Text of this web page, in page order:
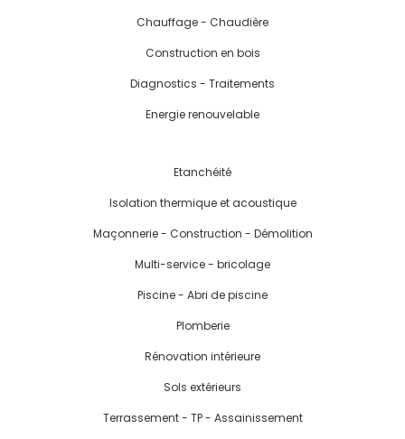
Chauffage - Chaudière
Construction en bois
Diagnostics - Traitements
Energie renouvelable
Etanchéité
Isolation thermique et acoustique
Maçonnerie - Construction - Démolition
Multi-service - bricolage
Piscine - Abri de piscine
Plomberie
Rénovation intérieure
Sols extérieurs
Terrassement - TP - Assainissement